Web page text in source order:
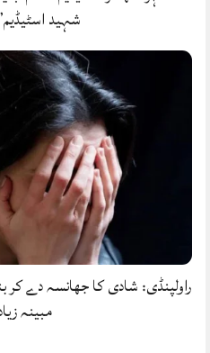
شہید
راولپنڈی: شادی کا جھانسہ دے
مبینہ